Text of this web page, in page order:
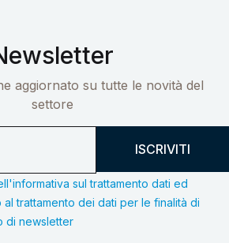
aggiornato su tutte le novità del
settore
ISCRIVITI
sul trattamento dati ed
trattamento dei dati per le finalità di
di newsletter